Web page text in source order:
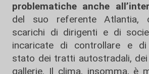
problematiche anche
del suo referente Atlantia,
scarichi di dirigenti e di
incaricate di controllare e di
stato dei tratti autostradali,
gallerie. Il clima, insomma, è